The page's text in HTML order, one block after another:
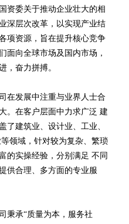
资委关于推动企业壮大的相
深层次改革，以实现产业结
项资源，旨在提升核心竞争
面向全球市场及国内市场，
，奋力拼搏。
在发展中注重与业界人士合
。在客户层面中力求广泛 建
了建筑业、设计业、工业、
领域，针对较为复杂、繁琐
的实操经验，分别满足 不同
供合理、多方面的专业服
秉承“质量为本，服务社